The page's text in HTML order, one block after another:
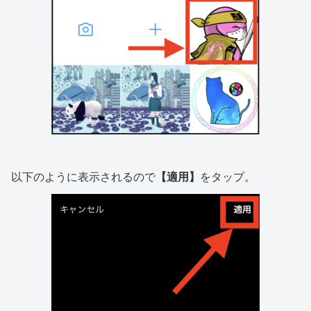
以下のように表示されるので 【適用】 をタップ。